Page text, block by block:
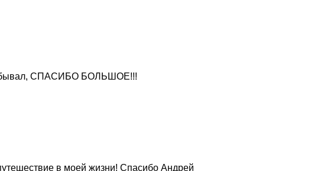
побывал, СПАСИБО БОЛЬШОЕ!!!
в моей жизни! Спасибо Андрей